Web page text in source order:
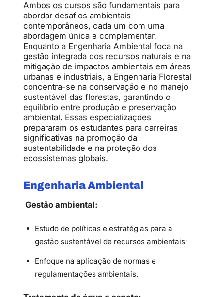
Ambos os cursos são fundamentais para
abordar desafios ambientais
contemporâneos, cada um com uma
abordagem única e complementar.
Enquanto a Engenharia Ambiental foca na
gestão integrada dos recursos naturais e na
mitigação de impactos ambientais em áreas
urbanas e industriais, a Engenharia Florestal
concentra-se na conservação e no manejo
sustentável das florestas, garantindo o
equilíbrio entre produção e preservação
ambiental. Essas especializações
prepararam os estudantes para carreiras
significativas na promoção da
sustentabilidade e na proteção dos
ecossistemas globais.
Engenharia Ambiental
Gestão ambiental:
Estudo de políticas e estratégias para a
gestão sustentável de recursos ambientais;
Enfoque na aplicação de normas e
regulamentações ambientais.